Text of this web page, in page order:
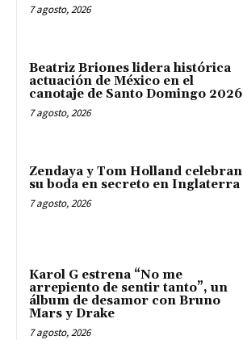
7 agosto, 2026
Beatriz Briones lidera histórica
actuación de México en el
canotaje de Santo Domingo 2026
7 agosto, 2026
Zendaya y Tom Holland celebran
su boda en secreto en Inglaterra
7 agosto, 2026
Karol G estrena “No me
arrepiento de sentir tanto”, un
álbum de desamor con Bruno
Mars y Drake
7 agosto, 2026